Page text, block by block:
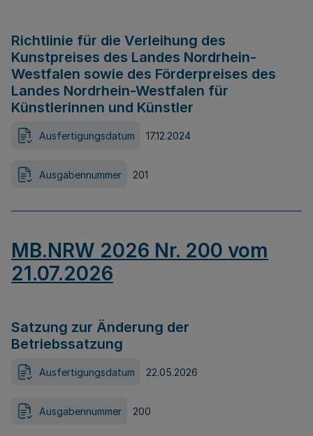
Richtlinie für die Verleihung des
Kunstpreises des Landes Nordrhein-
Westfalen sowie des Förderpreises des
Landes Nordrhein-Westfalen für
Künstlerinnen und Künstler
Ausfertigungsdatum 17.12.2024
Ausgabennummer 201
MB.NRW 2026 Nr. 200 vom
21.07.2026
Satzung zur Änderung der
Betriebssatzung
Ausfertigungsdatum 22.05.2026
Ausgabennummer 200